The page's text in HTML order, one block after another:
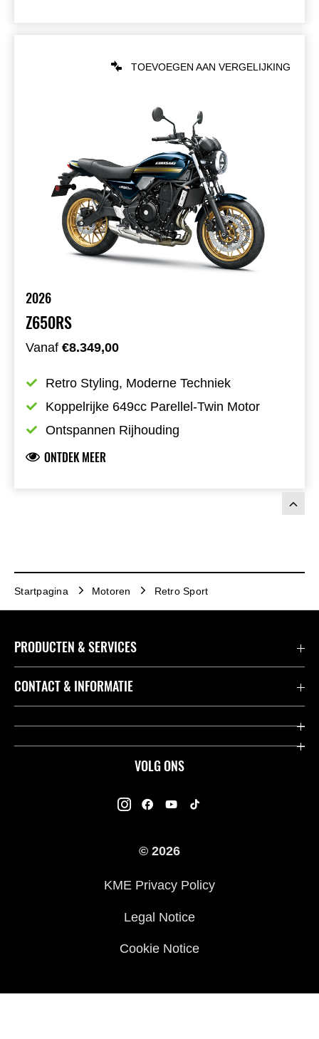
TOEVOEGEN AAN VERGELIJKING
2026
Z650RS
Vanaf €8.349,00
Retro Styling, Moderne Techniek
Koppelrijke 649cc Parellel-Twin Motor
Ontspannen Rijhouding
ONTDEK MEER
Startpagina Motoren Retro Sport
VOLG ONS
PRODUCTEN & SERVICES
Accessoires & Onderdelen
Dealers
K-Care Fabrieksgarantie
Gebruikershandleidingen
Kawasaki Road Assistance
Veelgestelde Vragen
CONTACT & INFORMATIE
Contact
© 2026
KME Privacy Policy
Legal Notice
Cookie Notice